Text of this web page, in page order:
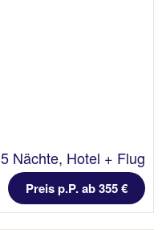
5 Nächte, Hotel + Flug
Preis p.P. ab 355 €